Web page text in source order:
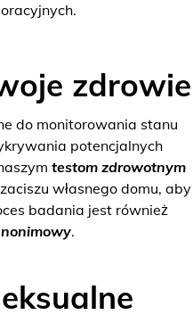
zdrowie
do monitorowania stanu
potencjalnych
testom zdrowotnym
własnego domu, aby
badania jest również
.